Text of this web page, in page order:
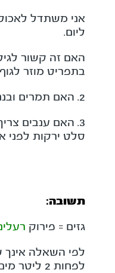
אני משתדל
ליום.
בתפריט מוזר
2. האם תמרים ובננה ביחד גורמים לכך
3. האם ענבים
סלט ירקות לפני
תשובה:
גזים = פירוק
לפי השאלה אינך
לפחות 2 ליטר מים מזוקקים (בתהליך ביתי) ביום.